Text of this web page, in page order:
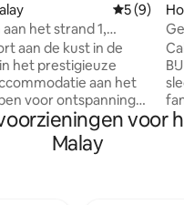
5 (9)
het strand 1,
2
aan de kust in de
het prestigieuze
aan het
voor ontspanning
plaats aan maximaal
over een
wifi en
BIJ
voor
Malay